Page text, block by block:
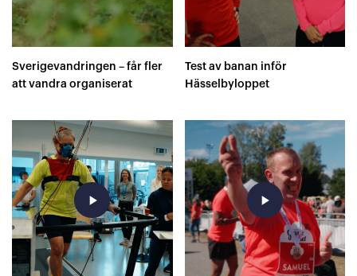
Sverigevandringen – får fler
att vandra organiserat
Test av banan inför
Hässelbyloppet
play_arrow play_arrow